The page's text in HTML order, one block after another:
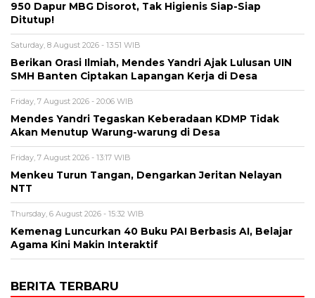
950 Dapur MBG Disorot, Tak Higienis Siap-Siap
Ditutup!
Saturday, 8 August 2026 - 13:51 WIB
Berikan Orasi Ilmiah, Mendes Yandri Ajak Lulusan UIN
SMH Banten Ciptakan Lapangan Kerja di Desa
Friday, 7 August 2026 - 20:06 WIB
Mendes Yandri Tegaskan Keberadaan KDMP Tidak
Akan Menutup Warung-warung di Desa
Friday, 7 August 2026 - 13:17 WIB
Menkeu Turun Tangan, Dengarkan Jeritan Nelayan
NTT
Thursday, 6 August 2026 - 15:32 WIB
Kemenag Luncurkan 40 Buku PAI Berbasis AI, Belajar
Agama Kini Makin Interaktif
BERITA TERBARU